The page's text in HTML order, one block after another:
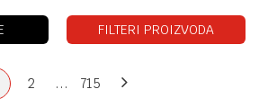
FILTERI PROIZVODA
2 ... 715